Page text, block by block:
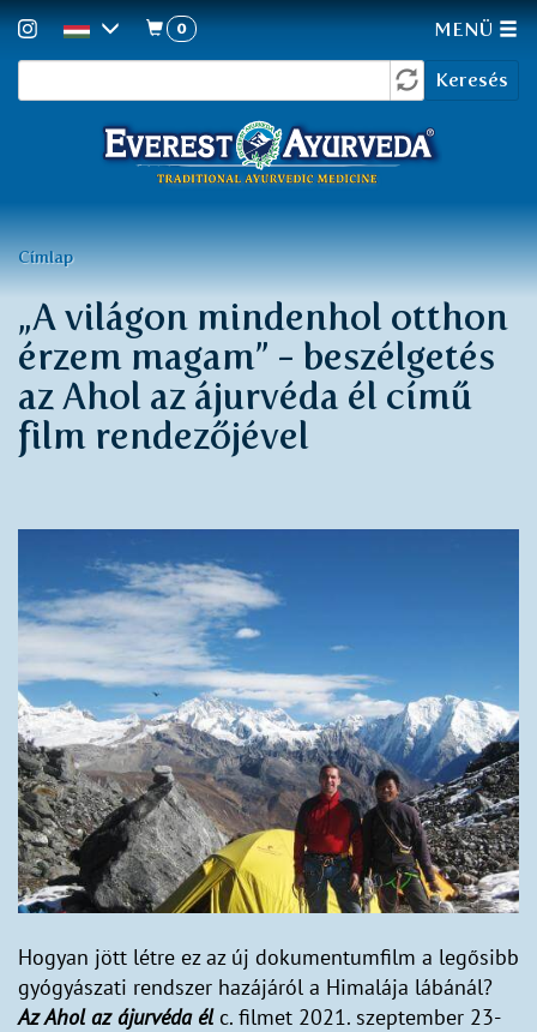
űrlap
Keresés
0 MENÜ
Jelenlegi
hely
Címlap
„A világon mindenhol otthon
érzem magam” - beszélgetés
az Ahol az ájurvéda él című
film rendezőjével
Hogyan jött létre ez az új dokumentumfilm a legősibb
gyógyászati rendszer hazájáról a Himalája lábánál?
Az Ahol az ájurvéda élc. filmet 2021. szeptember 23-